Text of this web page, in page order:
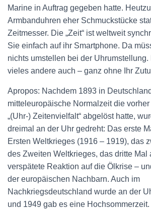
Marine in Auftrag gegeben hatte.
Armbanduhren eher Schmuckstücke
Zeitmesser. Die „Zeit“ ist weltweit
Sie einfach auf ihr Smartphone. Da
nichts umstellen bei der
vieles andere auch – ganz ohne Ihr
Apropos: Nachdem 1893 in
mitteleuropäische Normalzeit die
„(Uhr-) Zeitenvielfalt“ abgelöst hatte,
dreimal an der Uhr gedreht: Das erste
Ersten Weltkrieges (1916 – 1919), das
des Zweiten Weltkrieges, das dritte Mal
verspätete Reaktion auf die Ölkrise –
der europäischen Nachbarn. Auch im
Nachkriegsdeutschland wurde an der
und 1949 gab es eine